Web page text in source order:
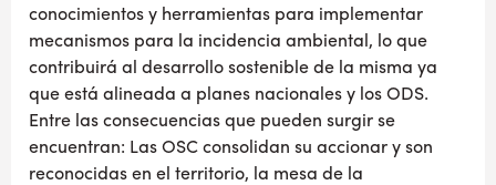
conocimientos y herramientas para implementar
mecanismos para la incidencia ambiental, lo que
contribuirá al desarrollo sostenible de la misma ya
que está alineada a planes nacionales y los ODS.
Entre las consecuencias que pueden surgir se
encuentran: Las OSC consolidan su accionar y son
reconocidas en el territorio, la mesa de la